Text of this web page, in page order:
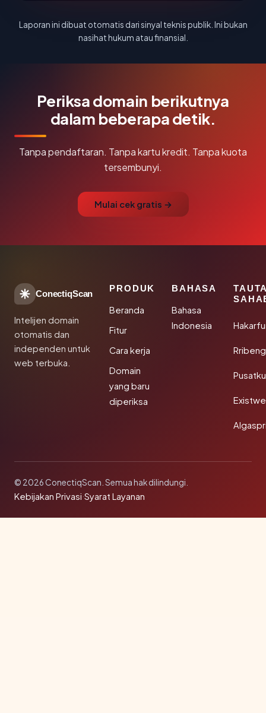
Laporan ini dibuat otomatis dari sinyal teknis publik. Ini bukan
nasihat hukum atau finansial.
Periksa domain berikutnya
dalam beberapa detik.
Tanpa pendaftaran. Tanpa kartu kredit. Tanpa kuota
tersembunyi.
Mulai cek gratis →
ConectiqScan
Intelijen domain
otomatis dan
independen untuk
web terbuka.
PRODUK
Beranda
Fitur
Cara kerja
Domain
yang baru
diperiksa
BAHASA
Bahasa
Indonesia
© 2026 ConectiqScan. Semua hak dilindungi.
Kebijakan Privasi·Syarat Layanan